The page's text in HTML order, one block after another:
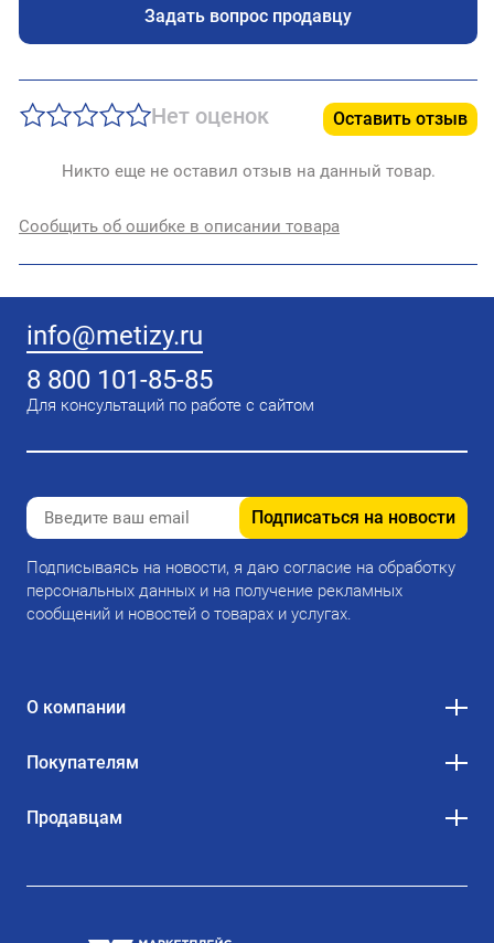
Задать вопрос продавцу
Нет оценок Оставить отзыв
Никто еще не оставил отзыв на данный товар.
Сообщить об ошибке в описании товара
info@metizy.ru
8 800 101-85-85
Для консультаций по работе с сайтом
Подписаться на новости
Подписываясь на новости, я даю согласие на обработку
персональных данных и на получение рекламных
сообщений и новостей о товарах и услугах.
О компании
Покупателям
Продавцам